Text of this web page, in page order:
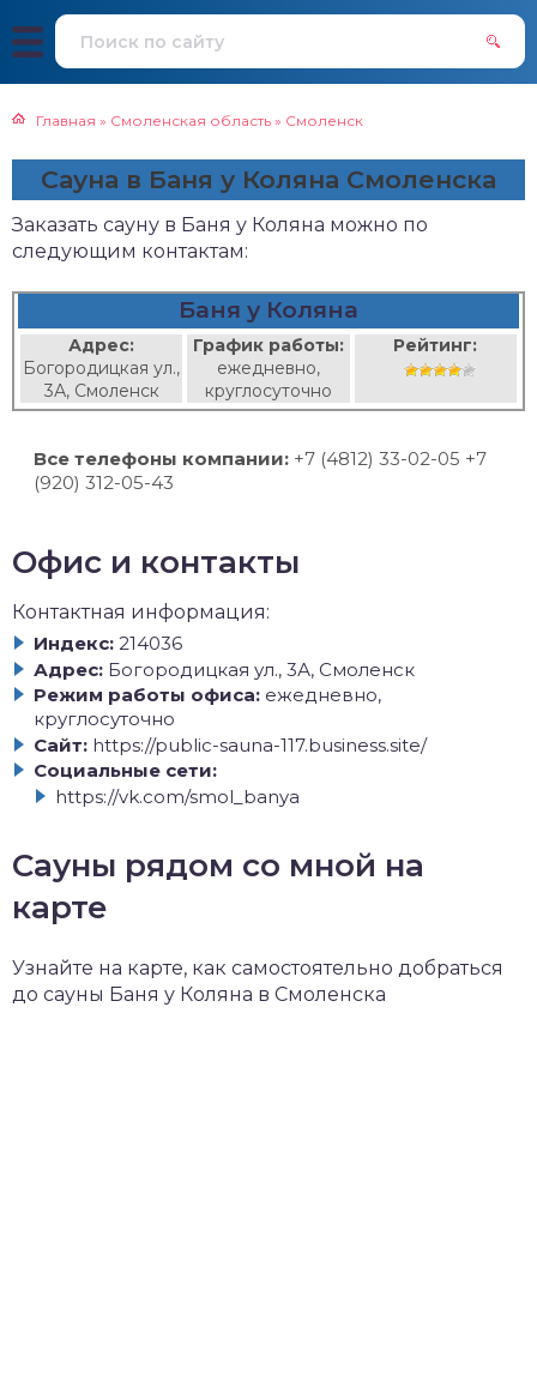
Главная » Смоленская область » Смоленск
Сауна в Баня у Коляна Смоленска
Заказать сауну в Баня у Коляна можно по
следующим контактам:
Баня у Коляна
Адрес:
Богородицкая ул.,
3А, Смоленск
График работы:
ежедневно,
круглосуточно
Рейтинг:
Все телефоны компании: +7 (4812) 33-02-05 +7
(920) 312-05-43
Офис и контакты
Контактная информация:
Индекс: 214036
Адрес: Богородицкая ул., 3А, Смоленск
Режим работы офиса: ежедневно,
круглосуточно
Сайт: https://public-sauna-117.business.site/
Социальные сети:
https://vk.com/smol_banya
Сауны рядом со мной на
карте
Узнайте на карте, как самостоятельно добраться
до сауны Баня у Коляна в Смоленска